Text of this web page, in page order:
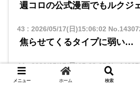
週コロの公式漫画でもルクジ
43 : 2026/05/17(日)15:06:02
焦らせてくるタイプに弱い…
44:2026/05/17(日)15:08:05
距離をとる癖を逆手に取られ
メニュー ホーム 検索